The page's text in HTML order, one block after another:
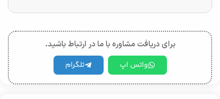
برای دریافت مشاوره با ما در ارتباط باشید.
واتس اپ تلگرام